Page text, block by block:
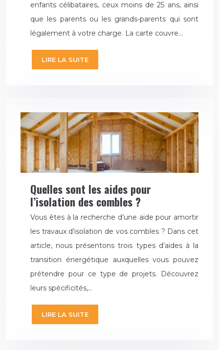
enfants célibataires, ceux moins de 25 ans, ainsi
que les parents ou les grands-parents qui sont
légalement à votre charge. La carte couvre…
LIRE LA SUITE
Quelles sont les aides pour
l’isolation des combles ?
Vous êtes à la recherche d’une aide pour amortir
les travaux d’isolation de vos combles ? Dans cet
article, nous présentons trois types d’aides à la
transition énergétique auxquelles vous pouvez
prétendre pour ce type de projets. Découvrez
leurs spécificités,…
LIRE LA SUITE